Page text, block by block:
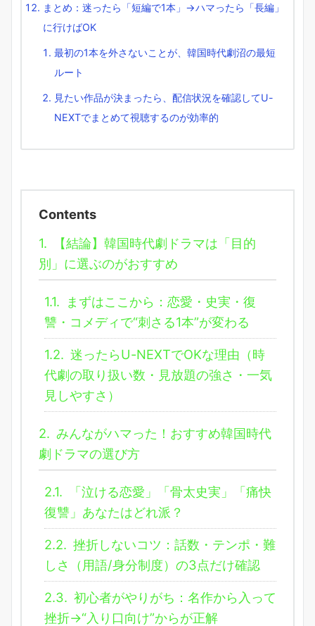
まとめ：迷ったら「短編で1本」→ハマったら「長編」
に行けばOK
最初の1本を外さないことが、韓国時代劇沼の最短
ルート
見たい作品が決まったら、配信状況を確認してU-
NEXTでまとめて視聴するのが効率的
Contents
1.
【結論】韓国時代劇ドラマは「目的
別」に選ぶのがおすすめ
1.1.
まずはここから：恋愛・史実・復
讐・コメディで“刺さる1本”が変わる
1.2. 迷ったらU-NEXTでOKな理由（時
代劇の取り扱い数・見放題の強さ・一気
見しやすさ）
2. みんながハマった！おすすめ韓国時代
劇ドラマの選び方
2.1.
「泣ける恋愛」「骨太史実」「痛快
復讐」あなたはどれ派？
2.2. 挫折しないコツ：話数・テンポ・難
しさ（用語/身分制度）の3点だけ確認
2.3. 初心者がやりがち：名作から入って
挫折→“入り口向け”からが正解